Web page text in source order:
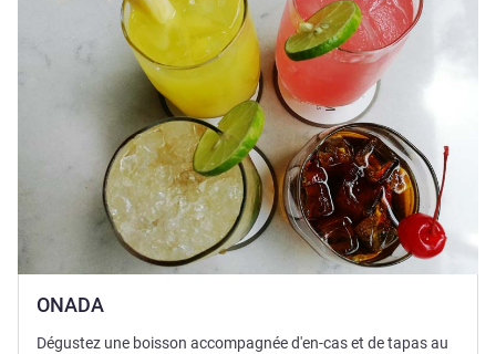
ONADA
Dégustez une boisson accompagnée d'en-cas et de tapas au